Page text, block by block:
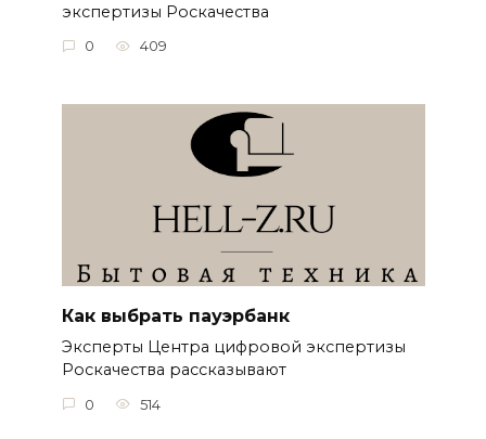
экспертизы Роскачества
0 409
Как выбрать пауэрбанк
Эксперты Центра цифровой экспертизы
Роскачества рассказывают
0 514